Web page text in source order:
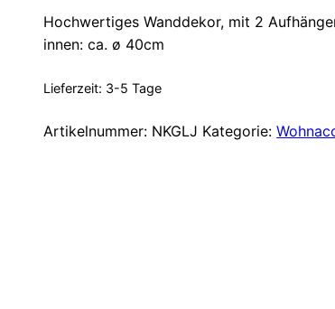
Hochwertiges Wanddekor, mit 2
innen: ca. ø 40cm
Lieferzeit: 3-5 Tage
Artikelnummer: NKGLJ Kategorie: